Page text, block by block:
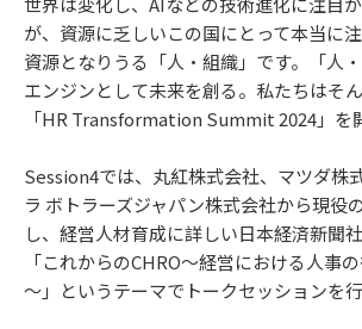
が、資源に乏しいこの国にとって本当に
資源となりうる「人・組織」です。「人
エンジンとして未来を創る。私たちはそん
「HR Transformation Summit 2024」を
Session4では、丸紅株式会社、マツダ株
ラ ボトラーズジャパン株式会社から現役
し、経営人材育成に詳しい日本経済新聞
「これからのCHRO～経営における人事
～」というテーマでトークセッションを行